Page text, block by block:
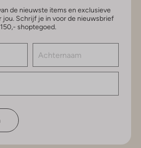
de nieuwste items en exclusieve
jou. Schrijf je in voor de nieuwsbrief
shoptegoed.